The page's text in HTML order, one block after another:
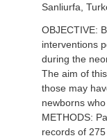
Sanliurfa,
OBJECTIVE:
interventions
during the
The aim of
those may
newborns
METHODS:
records of